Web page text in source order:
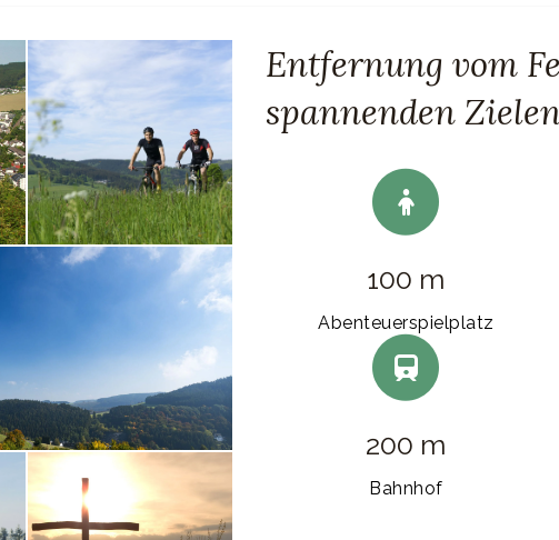
Entfernung vom
spannenden
100 m
Abenteuer­spielplatz
200 m
Bahnhof